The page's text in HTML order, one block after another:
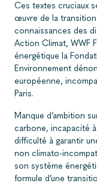
Ces textes cruciaux
œuvre de la
connaissances des
Action Climat, WWF
énergétique la
Environnement
européenne,
Paris.
Manque d’ambition
carbone, incapacité
difficulté à garantir
non climato-
son système
formule d’une